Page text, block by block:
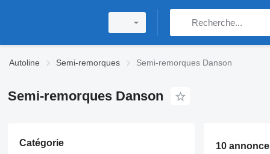
Autoline Semi-remorques Semi-remorques Danson
Semi-remorques Danson
Catégorie 10